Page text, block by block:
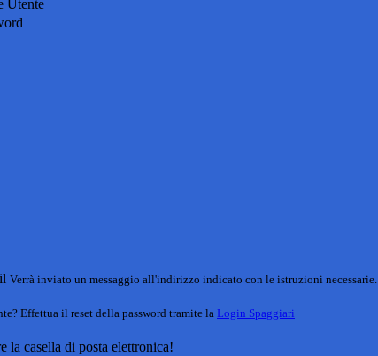
Utente
Verrà inviato un messaggio all'indirizzo indicato con le istruzioni necessarie.
Effettua il reset della password tramite la Login Spaggiari
la casella di posta elettronica!